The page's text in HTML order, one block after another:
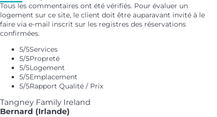
Tous les commentaires ont été vérifiés. Pour évaluer un
logement sur ce site, le client doit être auparavant invité à le
faire via e-mail inscrit sur les registres des réservations
confirmées.
5/5Services
5/5Propreté
5/5Logement
5/5Emplacement
5/5Rapport Qualité / Prix
Tangney Family Ireland
Bernard (Irlande)